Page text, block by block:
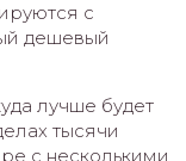
с
дешевый
лучше будет
тысячи
с несколькими